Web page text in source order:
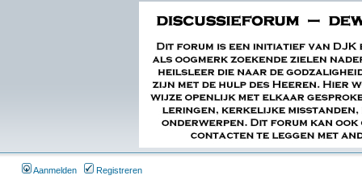
Aanmelden Registreren